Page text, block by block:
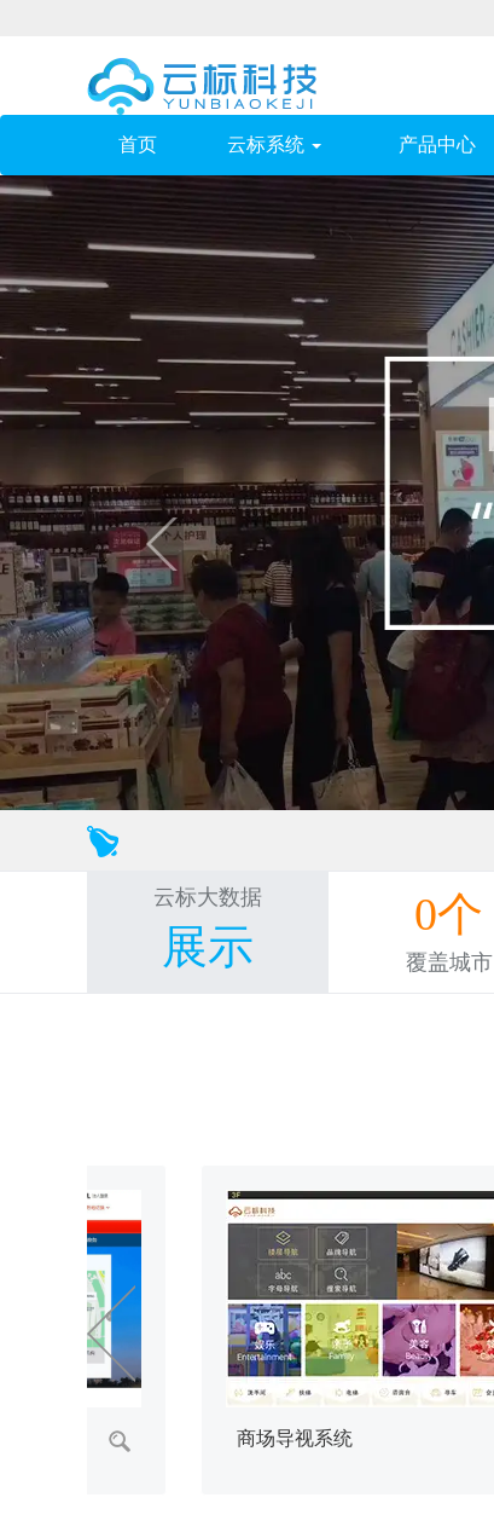
首页(current) 云标系统 产品中心
云标大数据
展示
0个
覆盖城市
信息发布系统